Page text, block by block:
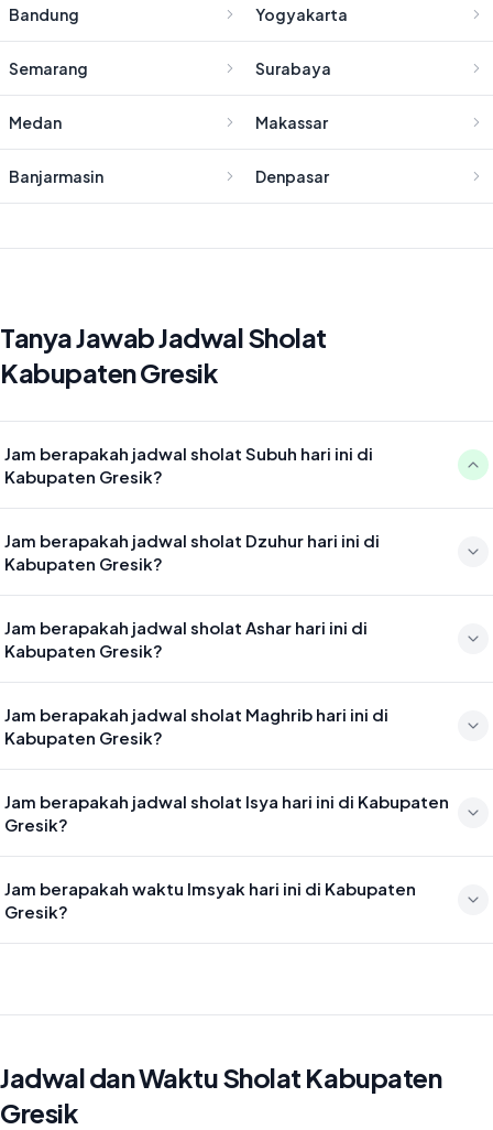
Bandung Yogyakarta
Semarang Surabaya
Medan Makassar
Banjarmasin Denpasar
Tanya Jawab Jadwal Sholat
Kabupaten Gresik
Jam berapakah jadwal sholat Subuh hari ini di
Kabupaten Gresik?
Jam berapakah jadwal sholat Dzuhur hari ini di
Kabupaten Gresik?
Jam berapakah jadwal sholat Ashar hari ini di
Kabupaten Gresik?
Jam berapakah jadwal sholat Maghrib hari ini di
Kabupaten Gresik?
Jam berapakah jadwal sholat Isya hari ini di Kabupaten
Gresik?
Jam berapakah waktu Imsyak hari ini di Kabupaten
Gresik?
Jadwal dan Waktu Sholat Kabupaten
Gresik